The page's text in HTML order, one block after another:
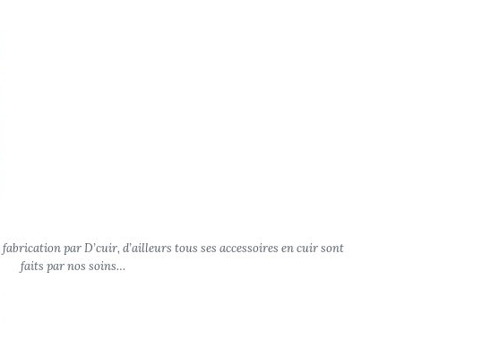
par D’cuir, d’ailleurs tous ses accessoires en cuir sont
faits par nos soins…